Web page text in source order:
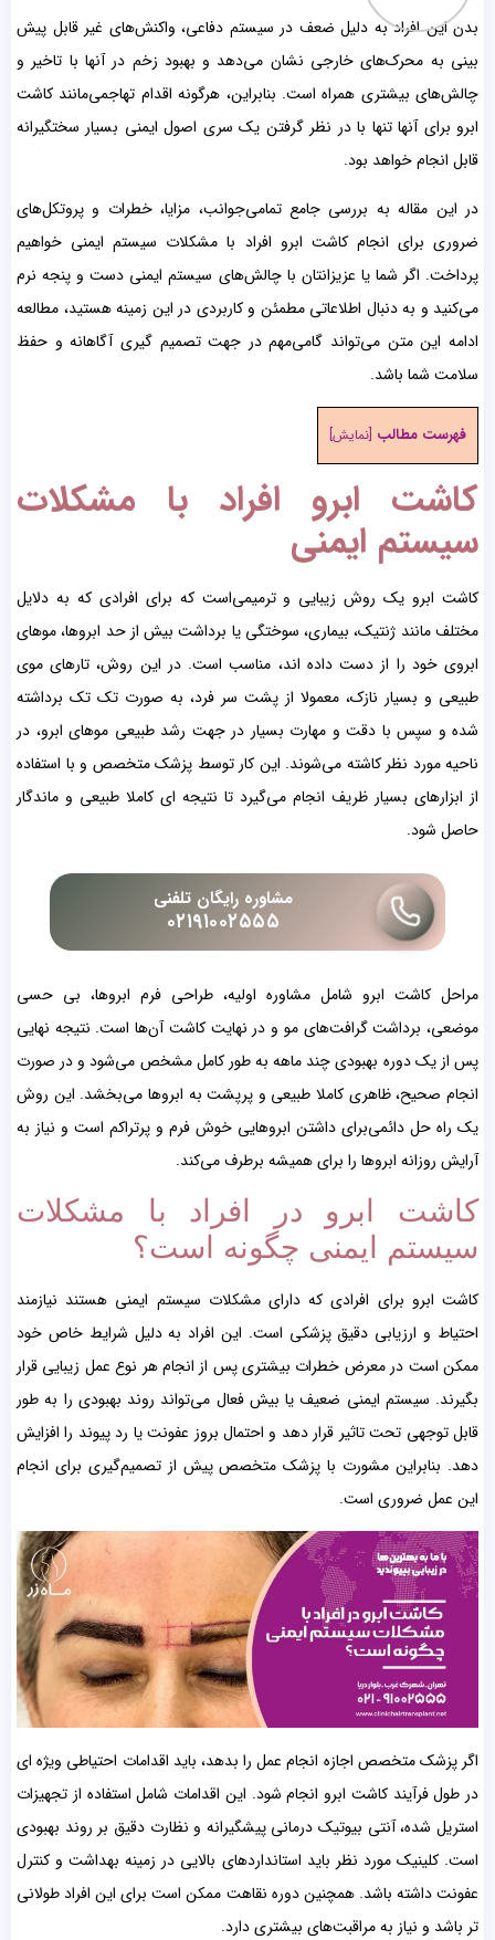
بدن این افراد به دلیل ضعف در سیستم دفاعی، واکنش‌های غیر قابل پیش
بینی به محرک‌های خارجی نشان می‌دهد و بهبود زخم در آنها با تاخیر و
چالش‌های بیشتری همراه است. بنابراین، هرگونه اقدام تهاجمی‌مانند کاشت
ابرو برای آنها تنها با در نظر گرفتن یک سری اصول ایمنی بسیار سختگیرانه
قابل انجام خواهد بود.
در این مقاله به بررسی جامع تمامی‌جوانب، مزایا، خطرات و پروتکل‌های
ضروری برای انجام کاشت ابرو افراد با مشکلات سیستم ایمنی خواهیم
پرداخت. اگر شما یا عزیزانتان با چالش‌های سیستم ایمنی دست و پنجه نرم
می‌کنید و به دنبال اطلاعاتی مطمئن و کاربردی در این زمینه هستید، مطالعه
ادامه این متن می‌تواند گامی‌مهم در جهت تصمیم گیری آگاهانه و حفظ
سلامت شما باشد.
فهرست مطالب [نمایش]
کاشت ابرو افراد با مشکلات
سیستم ایمنی
کاشت ابرو یک روش زیبایی و ترمیمی‌است که برای افرادی که به دلایل
مختلف مانند ژنتیک، بیماری، سوختگی یا برداشت بیش از حد ابروها، موهای
ابروی خود را از دست داده اند، مناسب است. در این روش، تارهای موی
طبیعی و بسیار نازک، معمولا از پشت سر فرد، به صورت تک تک برداشته
شده و سپس با دقت و مهارت بسیار در جهت رشد طبیعی موهای ابرو، در
ناحیه مورد نظر کاشته می‌شوند. این کار توسط پزشک متخصص و با استفاده
از ابزارهای بسیار ظریف انجام می‌گیرد تا نتیجه ای کاملا طبیعی و ماندگار
حاصل شود.
مشاوره رایگان تلفنی
۰۲۱۹۱۰۰۲۵۵۵
مراحل کاشت ابرو شامل مشاوره اولیه، طراحی فرم ابروها، بی حسی
موضعی، برداشت گرافت‌های مو و در نهایت کاشت آن‌ها است. نتیجه نهایی
پس از یک دوره بهبودی چند ماهه به طور کامل مشخص می‌شود و در صورت
انجام صحیح، ظاهری کاملا طبیعی و پرپشت به ابروها می‌بخشد. این روش
یک راه حل دائمی‌برای داشتن ابروهایی خوش فرم و پرتراکم است و نیاز به
آرایش روزانه ابروها را برای همیشه برطرف می‌کند.
کاشت ابرو در افراد با مشکلات
سیستم ایمنی چگونه است؟
کاشت ابرو برای افرادی که دارای مشکلات سیستم ایمنی هستند نیازمند
احتیاط و ارزیابی دقیق پزشکی است. این افراد به دلیل شرایط خاص خود
ممکن است در معرض خطرات بیشتری پس از انجام هر نوع عمل زیبایی قرار
بگیرند. سیستم ایمنی ضعیف یا بیش فعال می‌تواند روند بهبودی را به طور
قابل توجهی تحت تاثیر قرار دهد و احتمال بروز عفونت یا رد پیوند را افزایش
دهد. بنابراین مشورت با پزشک متخصص پیش از تصمیم‌گیری برای انجام
این عمل ضروری است.
اگر پزشک متخصص اجازه انجام عمل را بدهد، باید اقدامات احتیاطی ویژه ‌ای
در طول فرآیند کاشت ابرو انجام شود. این اقدامات شامل استفاده از تجهیزات
استریل شده، آنتی بیوتیک درمانی پیشگیرانه و نظارت دقیق بر روند بهبودی
است. کلینیک مورد نظر باید استاندارد‌های بالایی در زمینه بهداشت و کنترل
عفونت داشته باشد. همچنین دوره نقاهت ممکن است برای این افراد طولانی
‌تر باشد و نیاز به مراقبت‌های بیشتری دارد.